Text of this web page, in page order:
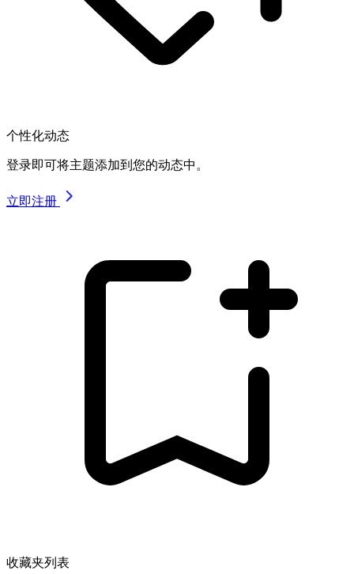
个性化动态
登录即可将主题添加到您的动态中。
立即注册
收藏夹列表